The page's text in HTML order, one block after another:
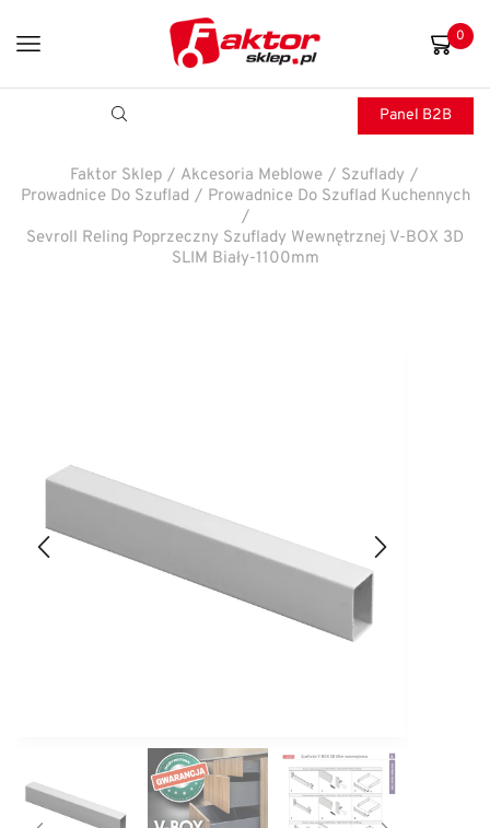
0
Panel B2B
Faktor Sklep / Akcesoria Meblowe / Szuflady /
Prowadnice Do Szuflad / Prowadnice Do Szuflad Kuchennych
/
Sevroll Reling Poprzeczny Szuflady Wewnętrznej V-BOX 3D
SLIM Biały-1100mm